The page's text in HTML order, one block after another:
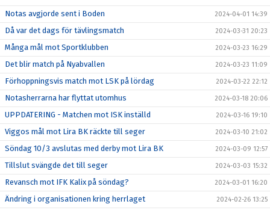
Notas avgjorde sent i Boden 2024-04-01 14:39
Då var det dags för tävlingsmatch 2024-03-31 20:23
Många mål mot Sportklubben 2024-03-23 16:29
Det blir match på Nyabvallen 2024-03-23 11:09
Förhoppningsvis match mot LSK på lördag 2024-03-22 22:12
Notasherrarna har flyttat utomhus 2024-03-18 20:06
UPPDATERING - Matchen mot ISK inställd 2024-03-16 19:10
Viggos mål mot Lira BK räckte till seger 2024-03-10 21:02
Söndag 10/3 avslutas med derby mot Lira BK 2024-03-09 12:57
Tillslut svängde det till seger 2024-03-03 15:32
Revansch mot IFK Kalix på söndag? 2024-03-01 16:20
Ändring i organisationen kring herrlaget 2024-02-26 13:25